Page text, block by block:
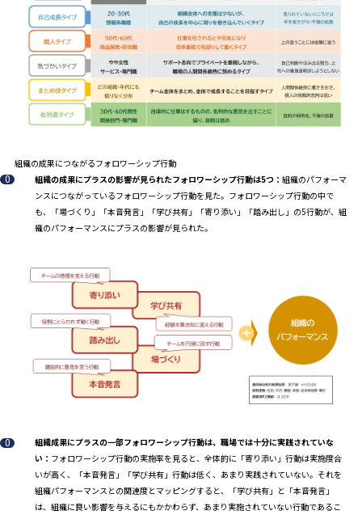
組織の成果につながるフォロワーシップ行動
組織の成果にプラスの影響が見られたフォロワーシップ行動は5つ： 組織のパフォーマ
ンスにつながっているフォロワーシップ行動を見た。フォロワーシップ行動の中で
も、「場づくり」「本音発言」「学び共有」「寄り添い」「踏み出し」の5行動が、組
織のパフォーマンスにプラスの影響が見られた。
組織成果にプラスの一部フォロワーシップ行動は、職場では十分に実践されていな
い： フォロワーシップ行動の実施率を見ると、全体的に「寄り添い」行動は実施度合
いが高く、「本音発言」「学び共有」行動は低く、あまり実践されていない。それを
組織パフォーマンスとの関連度とマッピングすると、「学び共有」と「本音発言」
は、組織に良い影響を与えるにもかかわらず、あまり実施されていない行動であるこ